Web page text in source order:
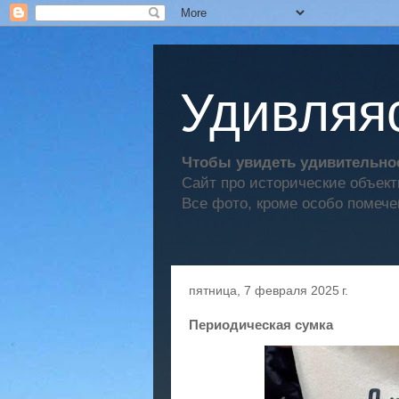
Чтобы увидеть
Сайт про исторические
Все фото, кроме особо
пятница, 7 февраля 2025 г.
Периодическая сумка